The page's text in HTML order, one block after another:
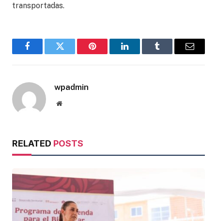
transportadas.
FacebookTwitter Pinterest LinkedInTumblr Email
wpadmin
Website
RELATED POSTS